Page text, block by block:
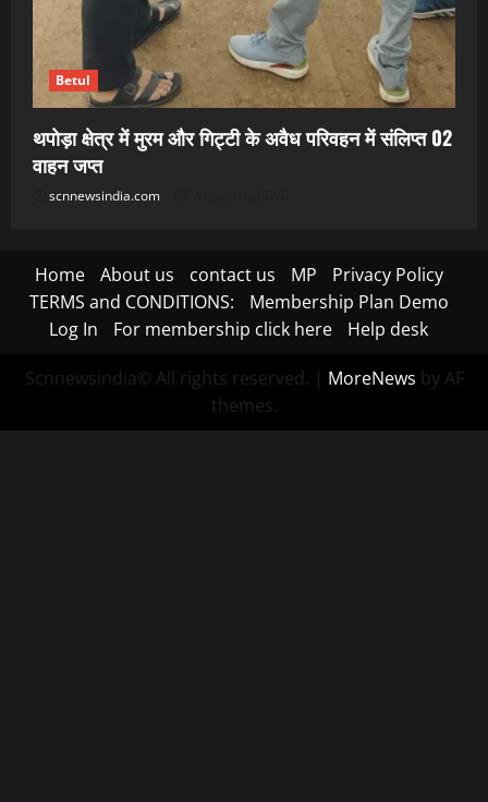
Betul
थपोड़ा क्षेत्र में मुरम और गिट्टी के अवैध परिवहन में संलिप्त 02
वाहन जप्त
scnnewsindia.com
Home About us contact us MP
Privacy Policy
TERMS and CONDITIONS:
Membership Plan Demo
Log In
For membership click here Help desk
Scnnewsindia© All rights reserved. | MoreNews by AF
themes.